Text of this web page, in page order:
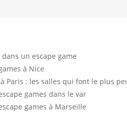
un escape game
à Nice
Paris : les salles qui font le plus
games dans le var
games à Marseille